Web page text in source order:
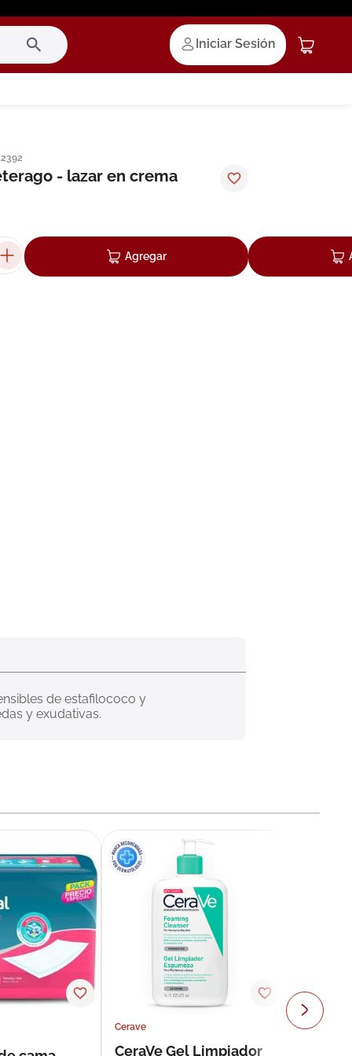
Iniciar Sesión
- lazar en crema
Agregar
de estafilococo y
y exudativas.
Cerave
CeraVe Gel Limpiador